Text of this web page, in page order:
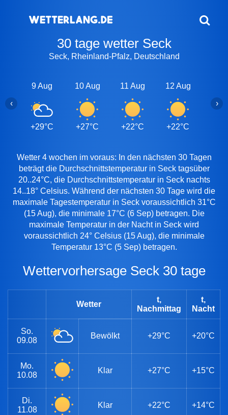
30 tage wetter Seck
Seck, Rheinland-Pfalz, Deutschland
9 Aug
+29°C
10 Aug
+27°C
11 Aug
+22°C
12 Aug
+22°C
‹ ›
Wetter 4 wochen im voraus: In den nächsten 30 Tagen
beträgt die Durchschnittstemperatur in Seck tagsüber
20..24°C, die Durchschnittstemperatur in Seck nachts
14..18° Celsius. Während der nächsten 30 Tage wird die
maximale Tagestemperatur in Seck voraussichtlich 31°C
(15 Aug), die minimale 17°C (6 Sep) betragen. Die
maximale Temperatur in der Nacht in Seck wird
voraussichtlich 24° Celsius (15 Aug), die minimale
Temperatur 13°C (5 Sep) betragen.
Wettervorhersage Seck 30 tage
Wetter
t,
Nachmittag
t,
Nacht
So.
09.08
Bewölkt +29°C +20°C
Mo.
10.08
Klar +27°C +15°C
Di.
11.08
Klar +22°C +14°C